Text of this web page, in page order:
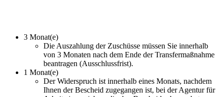
3 Monat(e)
Die Auszahlung der Zuschüsse müssen Sie innerhalb
von 3 Monaten nach dem Ende der Transfermaßnahme
beantragen (Ausschlussfrist).
1 Monat(e)
Der Widerspruch ist innerhalb eines Monats, nachdem
Ihnen der Bescheid zugegangen ist, bei der Agentur für